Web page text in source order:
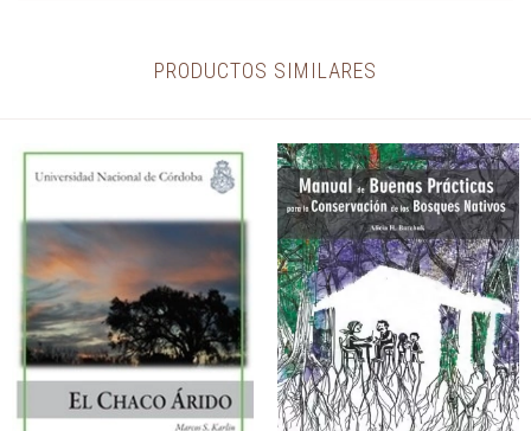
PRODUCTOS SIMILARES